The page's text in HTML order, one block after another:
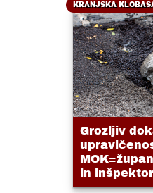
KRANJSKA
Grozljiv
in